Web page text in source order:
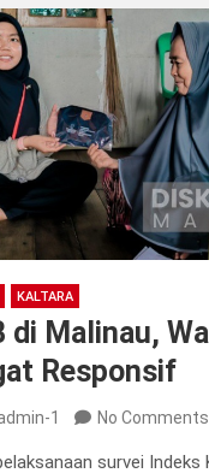
KALTARA
di Malinau,
Responsif
1 No Comments
survei Indeks